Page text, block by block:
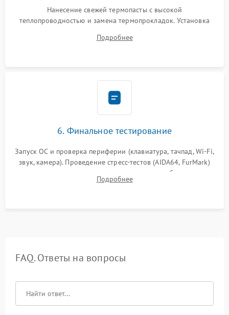
Нанесение свежей термопасты с высокой
теплопроводностью и замена термопрокладок. Установка
шлейфов, модулей памяти и накопителей. Предварительная
Подробнее
6. Финальное тестирование
Запуск ОС и проверка периферии (клавиатура, тачпад, Wi-Fi,
звук, камера). Проведение стресс-тестов (AIDA64, FurMark)
для контроля температурного режима и стабильности
системы под пиковой нагрузкой.
Подробнее
FAQ. Ответы на вопросы